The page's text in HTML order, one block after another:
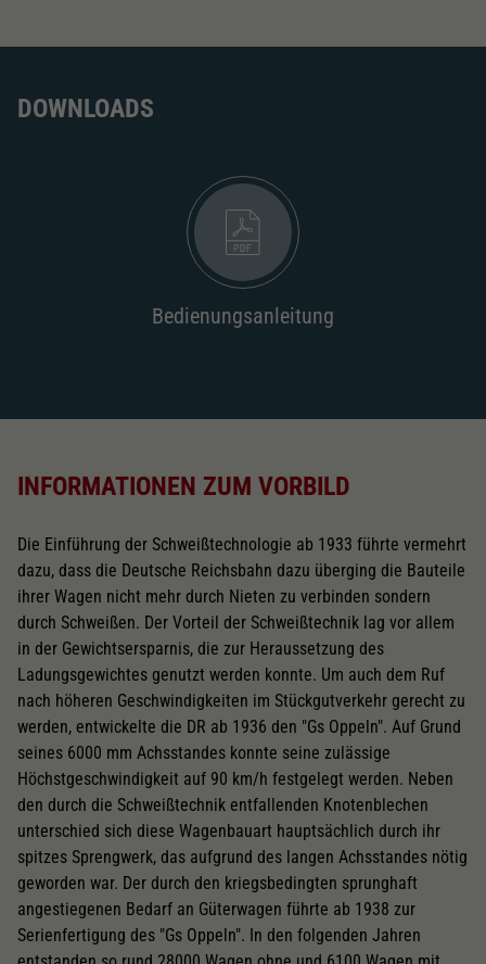
DOWNLOADS
Bedienungsanleitung
INFORMATIONEN ZUM VORBILD
Die Einführung der Schweißtechnologie ab 1933 führte vermehrt
dazu, dass die Deutsche Reichsbahn dazu überging die Bauteile
ihrer Wagen nicht mehr durch Nieten zu verbinden sondern
durch Schweißen. Der Vorteil der Schweißtechnik lag vor allem
in der Gewichtsersparnis, die zur Heraussetzung des
Ladungsgewichtes genutzt werden konnte. Um auch dem Ruf
nach höheren Geschwindigkeiten im Stückgutverkehr gerecht zu
werden, entwickelte die DR ab 1936 den "Gs Oppeln". Auf Grund
seines 6000 mm Achsstandes konnte seine zulässige
Höchstgeschwindigkeit auf 90 km/h festgelegt werden. Neben
den durch die Schweißtechnik entfallenden Knotenblechen
unterschied sich diese Wagenbauart hauptsächlich durch ihr
spitzes Sprengwerk, das aufgrund des langen Achsstandes nötig
geworden war. Der durch den kriegsbedingten sprunghaft
angestiegenen Bedarf an Güterwagen führte ab 1938 zur
Serienfertigung des "Gs Oppeln". In den folgenden Jahren